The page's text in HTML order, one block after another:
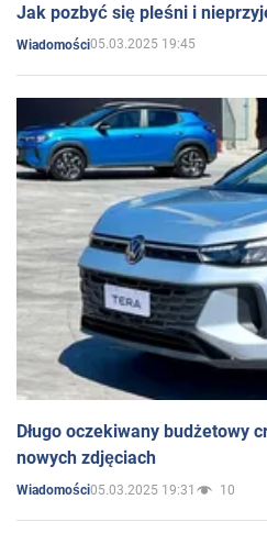
Jak pozbyć się pleśni i
Wiadomości05.03.2025 19:45
Długo oczekiwany budżetowy
nowych zdjęciach
Wiadomości05.03.2025 19:31 10